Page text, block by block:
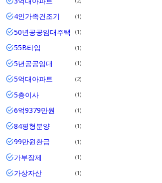
4인가족건조기 1
50년공공임대주택 1
55B타입 1
5년공공임대 1
5억대아파트 2
5층이사 1
6억9379만원 1
84평형분양 1
99만원환급 1
가부장제 1
가상자산 1